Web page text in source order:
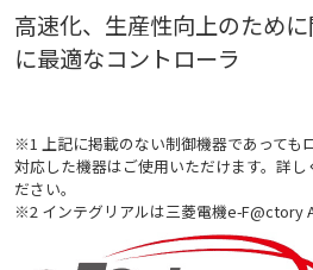
高速化、生産性向上のため
に最適なコントローラ
※1 上記に掲載のない制御機器であっても
対応した機器はご使用いただけます。詳
ださい。
※2 インテグリアルは三菱電機e-F@ctory